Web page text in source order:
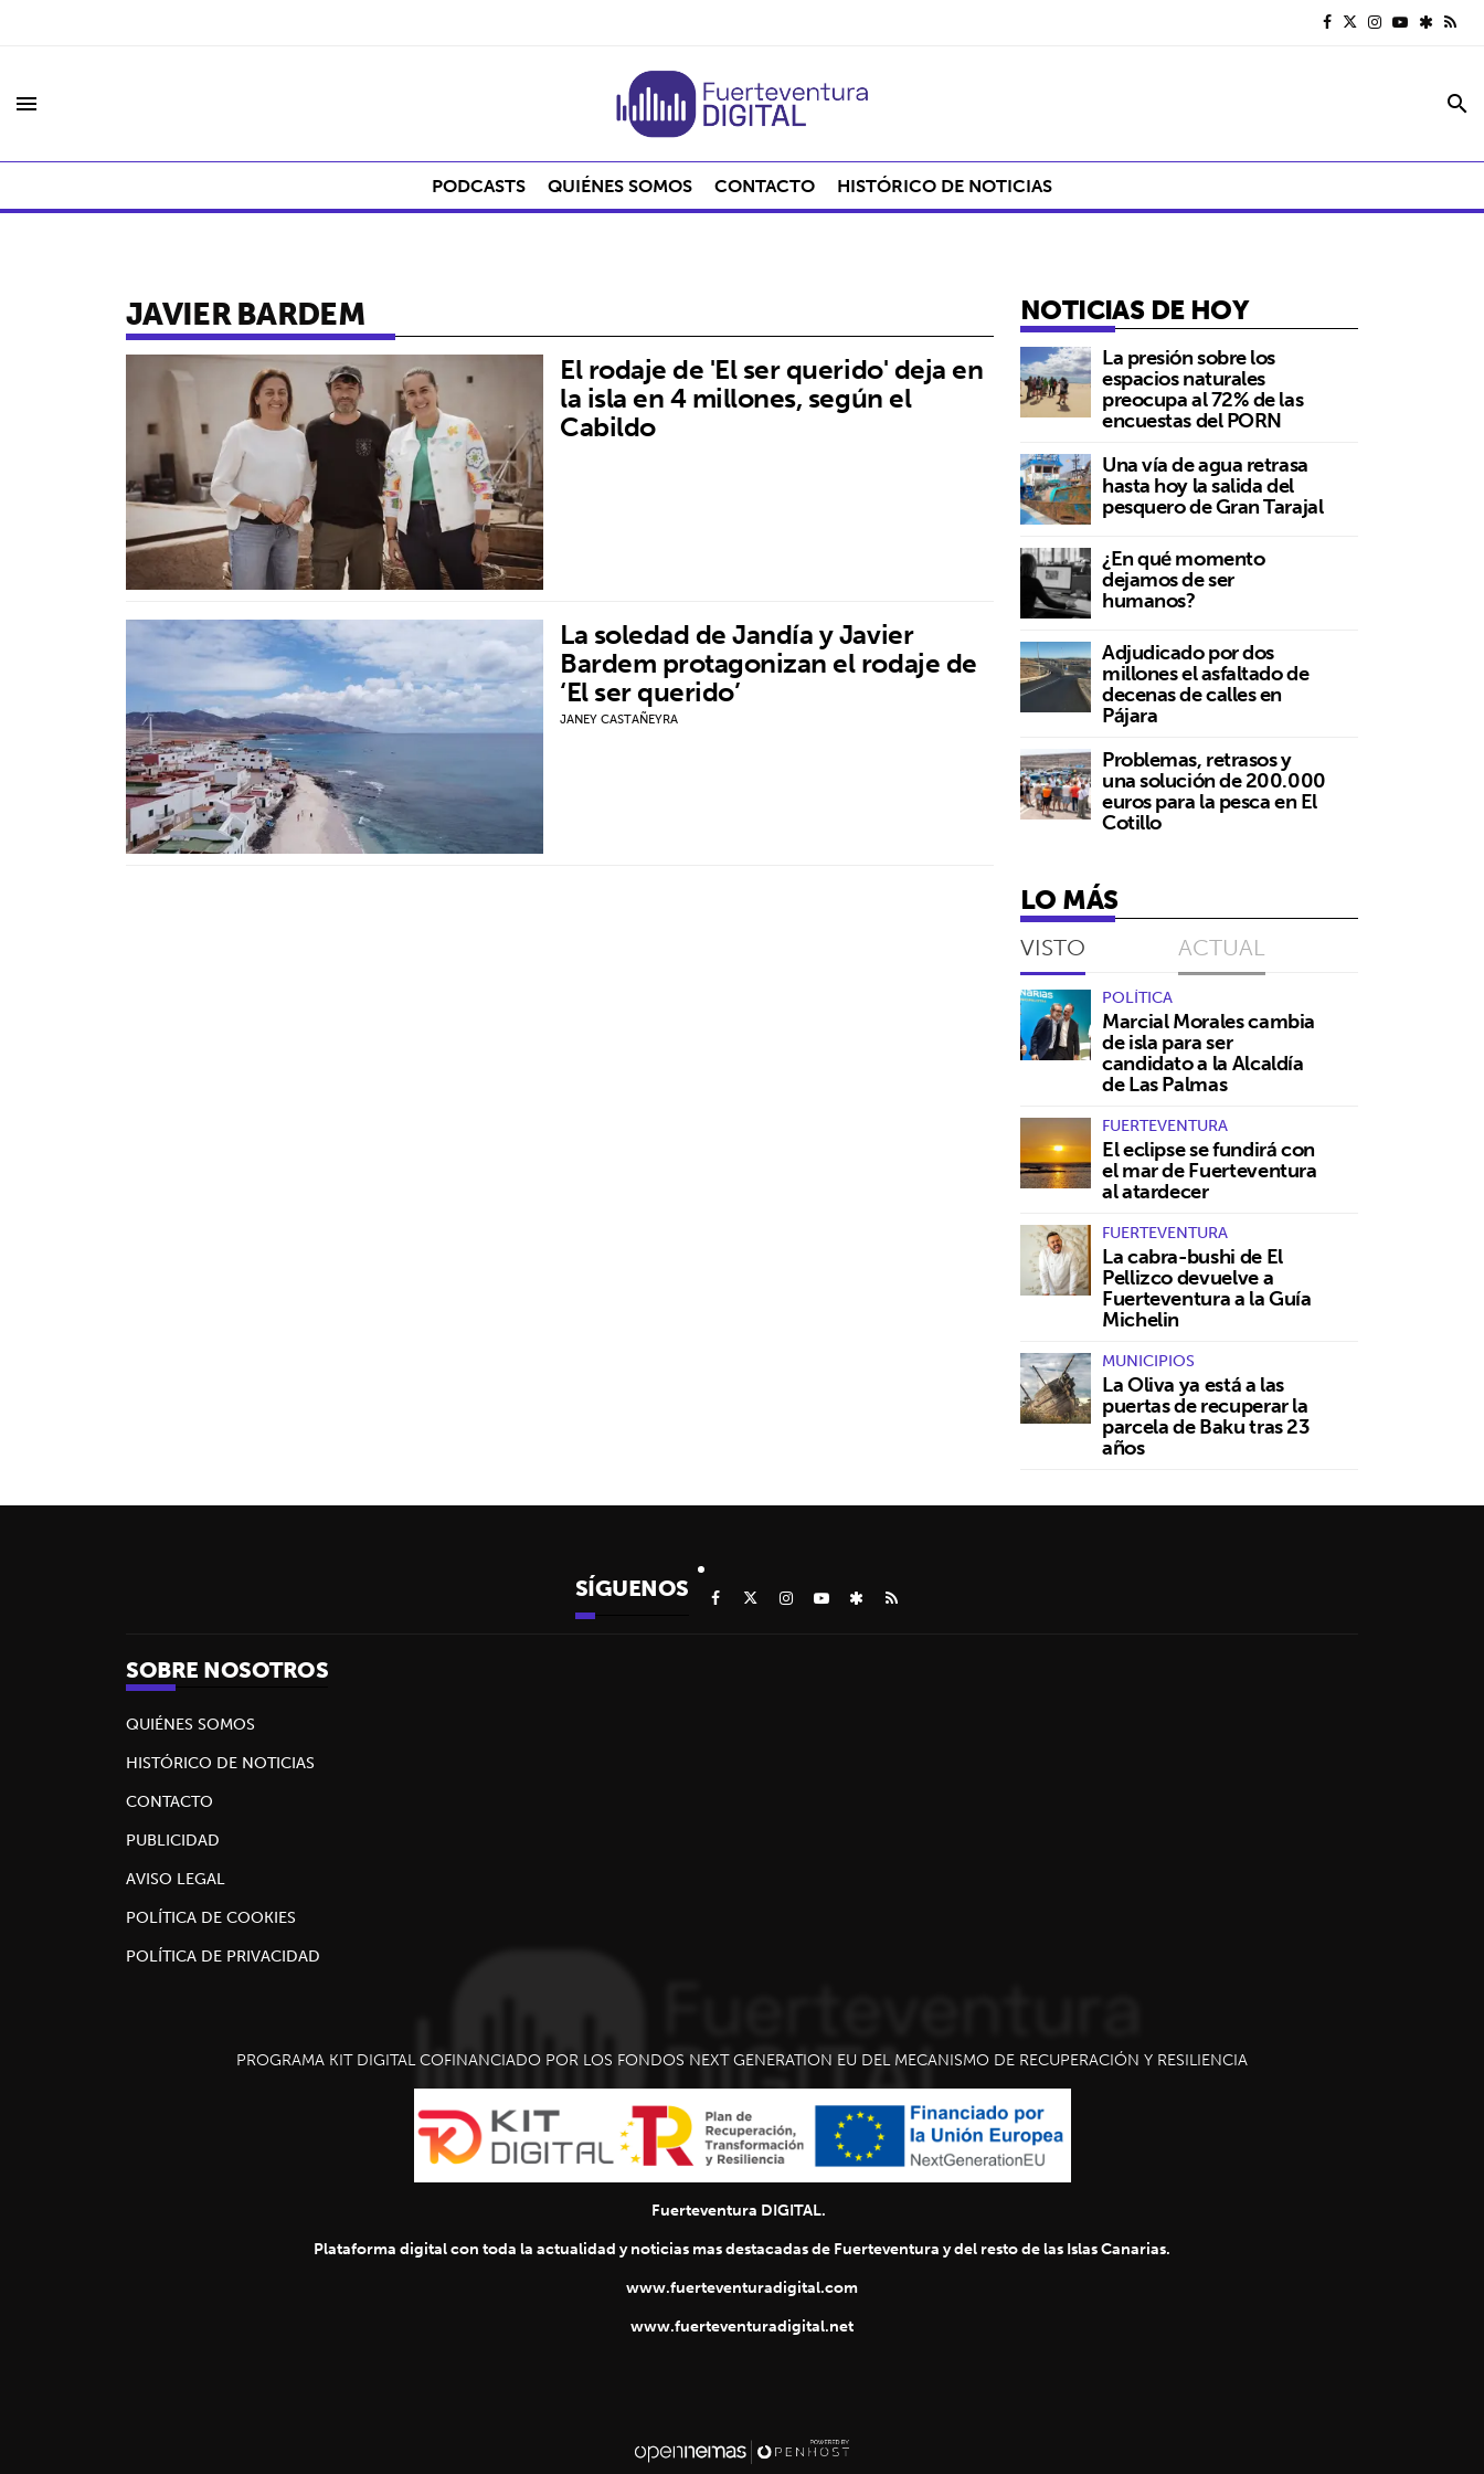
menu search
PODCASTS QUIÉNES SOMOS CONTACTO HISTÓRICO DE NOTICIAS
JAVIER BARDEM
El rodaje de 'El ser querido' deja en
la isla en 4 millones, según el
Cabildo
La soledad de Jandía y Javier
Bardem protagonizan el rodaje de
‘El ser querido’
JANEY CASTAÑEYRA
NOTICIAS DE HOY
La presión sobre los
espacios naturales
preocupa al 72% de las
encuestas del PORN
Una vía de agua retrasa
hasta hoy la salida del
pesquero de Gran Tarajal
¿En qué momento
dejamos de ser
humanos?
Adjudicado por dos
millones el asfaltado de
decenas de calles en
Pájara
Problemas, retrasos y
una solución de 200.000
euros para la pesca en El
Cotillo
LO MÁS
VISTO ACTUAL
POLÍTICA
Marcial Morales cambia
de isla para ser
candidato a la Alcaldía
de Las Palmas
FUERTEVENTURA
El eclipse se fundirá con
el mar de Fuerteventura
al atardecer
FUERTEVENTURA
La cabra-bushi de El
Pellizco devuelve a
Fuerteventura a la Guía
Michelin
MUNICIPIOS
La Oliva ya está a las
puertas de recuperar la
parcela de Baku tras 23
años
SÍGUENOS
SOBRE NOSOTROS
QUIÉNES SOMOS
HISTÓRICO DE NOTICIAS
CONTACTO
PUBLICIDAD
AVISO LEGAL
POLÍTICA DE COOKIES
POLÍTICA DE PRIVACIDAD
PROGRAMA KIT DIGITAL COFINANCIADO POR LOS FONDOS NEXT GENERATION EU DEL MECANISMO DE RECUPERACIÓN Y RESILIENCIA
Fuerteventura DIGITAL.
Plataforma digital con toda la actualidad y noticias mas destacadas de Fuerteventura y del resto de las Islas Canarias.
www.fuerteventuradigital.com
www.fuerteventuradigital.net